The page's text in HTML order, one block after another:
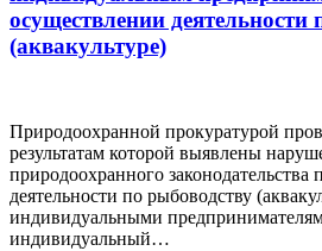
осуществлении деятельности
(аквакультуре)
Природоохранной прокуратурой
результатам которой выявлены
природоохранного законодательства
деятельности по рыбоводству
индивидуальными
индивидуальный…